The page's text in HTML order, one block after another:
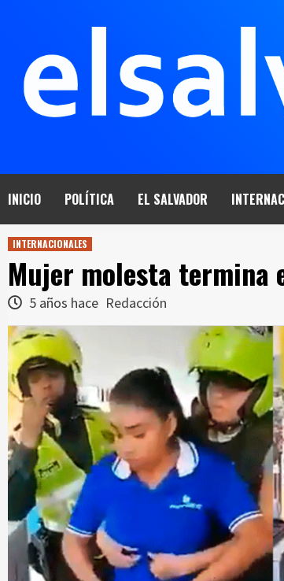
INICIO POLÍTICA EL SALVADOR
INTERNACIONALES
Mujer molesta termina
5 años hace Redacción